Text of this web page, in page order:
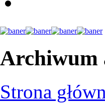
Archiwum
Strona